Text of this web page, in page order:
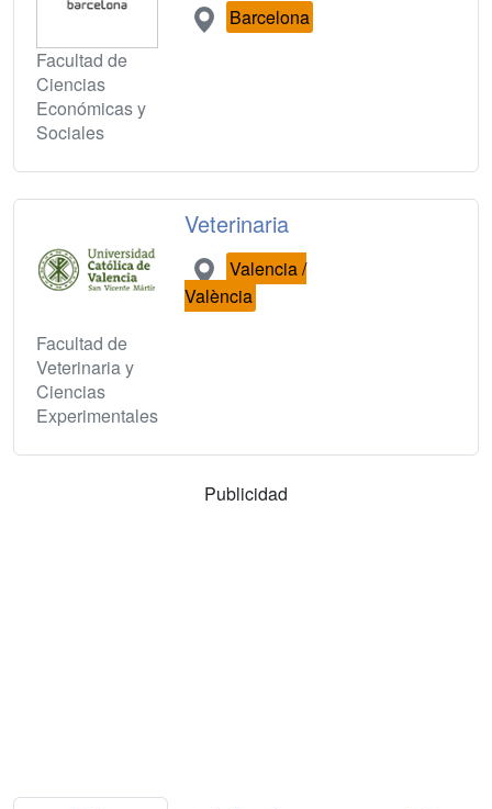
Facultad de
Ciencias
Económicas y
Sociales
Barcelona
Facultad de
Veterinaria y
Ciencias
Experimentales
Veterinaria
Valencia /
València
Publicidad